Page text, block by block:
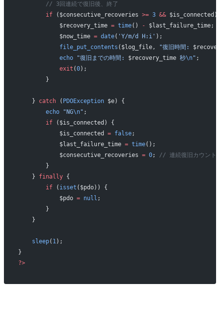
        // 3回連続で復旧後、終了
        if
($consecutive_recoveries >= 3 &&
            $recovery_time
= time() - $last_failure_time;
            $now_time
= date( 'Y/m/d H:i' );
            file_put_contents
($log_file, "復旧時間:
            echo
"復旧までの時間: $recovery_time 秒\n" ;
            exit
(0);
        }
    }
catch ( PDOException $e) {
        echo
"NG\n" ;
        if
($is_connected) {
            $is_connected
= false;
            $last_failure_time
= time();
            $consecutive_recoveries
= 0; // 連続復旧カウント
        }
    }
finally {
        if
( isset ($pdo)) {
            $pdo
= null ;
        }
    }
    sleep
( 1);
}
?>